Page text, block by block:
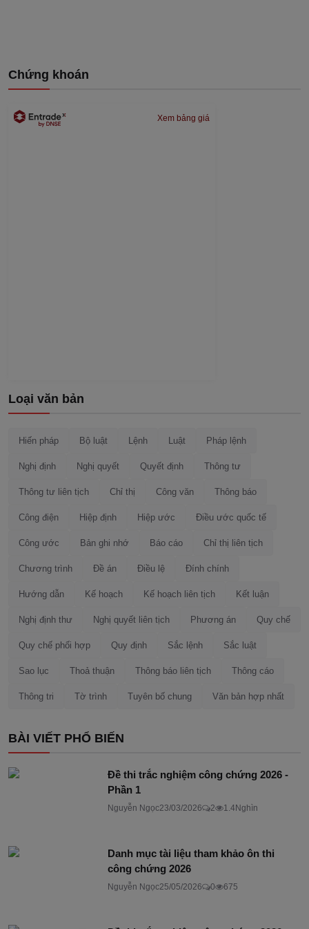
Chứng khoán
Xem bảng giá
Loại văn bản
Hiến pháp Bộ luật Lệnh Luật Pháp lệnh
Nghị định Nghị quyết Quyết định Thông tư
Thông tư liên tịch Chỉ thị Công văn Thông báo
Công điện Hiệp định Hiệp ước Điều ước quốc tế
Công ước Bản ghi nhớ Báo cáo Chỉ thị liên tịch
Chương trình Đề án Điều lệ Đính chính
Hướng dẫn Kế hoạch Kế hoạch liên tịch Kết luận
Nghị định thư Nghị quyết liên tịch Phương án Quy chế
Quy chế phối hợp Quy định Sắc lệnh Sắc luật
Sao lục Thoả thuận Thông báo liên tịch Thông cáo
Thông tri Tờ trình Tuyên bố chung Văn bản hợp nhất
BÀI VIẾT PHỔ BIẾN
Đề thi trắc nghiệm công chứng 2026 -
Phần 1
Nguyễn Ngọc23/03/2026 2 1.4Nghìn
Danh mục tài liệu tham khảo ôn thi
công chứng 2026
Nguyễn Ngọc25/05/2026 0 675